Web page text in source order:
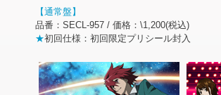
【通常盤】
品番：SECL-957 / 価格：\1,200(税込)
★初回仕様：初回限定プリシール封入